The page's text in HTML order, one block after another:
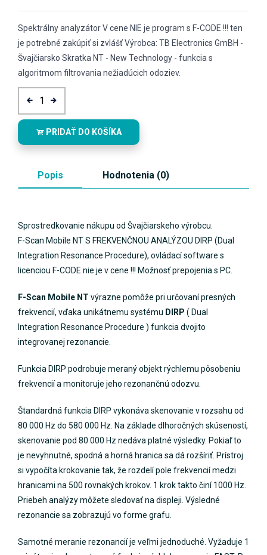
Spektrálny analyzátor V cene NIE je program s F-CODE !!! ten
je potrebné zakúpiť si zvlášť Výrobca: TB Electronics GmBH -
Švajčiarsko Skratka NT - New Technology - funkcia s
algoritmom filtrovania nežiadúcich odoziev.
PRIDAŤ DO KOŠÍKA
Popis Hodnotenia (0)
Sprostredkovanie nákupu od Švajčiarskeho výrobcu.
F-Scan Mobile NT S FREKVENČNOU ANALÝZOU DIRP (Dual
Integration Resonance Procedure), ovládací software s
licenciou F-CODE nie je v cene !!! Možnosť prepojenia s PC.
F-Scan Mobile NT výrazne pomôže pri určovaní presných
frekvencií, vďaka unikátnemu systému DIRP ( Dual
Integration Resonance Procedure ) funkcia dvojito
integrovanej rezonancie.
Funkcia DIRP podrobuje meraný objekt rýchlemu pôsobeniu
frekvencií a monitoruje jeho rezonančnú odozvu.
Štandardná funkcia DIRP vykonáva skenovanie v rozsahu od
80 000 Hz do 580 000 Hz. Na základe dlhoročných skúseností,
skenovanie pod 80 000 Hz nedáva platné výsledky. Pokiaľ to
je nevyhnutné, spodná a horná hranica sa dá rozšíriť. Prístroj
si vypočíta krokovanie tak, že rozdelí pole frekvencií medzi
hranicami na 500 rovnakých krokov. 1 krok takto činí 1000 Hz.
Priebeh analýzy môžete sledovať na displeji. Výsledné
rezonancie sa zobrazujú vo forme grafu.
Samotné meranie rezonancií je veľmi jednoduché. Vyžaduje 1